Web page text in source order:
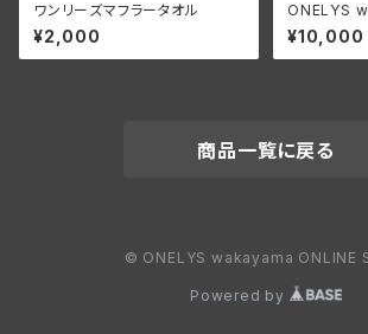
ワンリーズマフラータオル
¥2,000
ONELYS
27
GOLD会員
¥10,000
商品一覧に戻る
© ONELYS wakayama ONLINE
Powered by